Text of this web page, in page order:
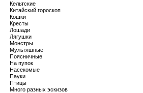
Кельтские
Китайский гороскоп
Кошки
Кресты
Лошади
Лягушки
Монстры
Мультяшные
Поясничные
На пупок
Насекомые
Пауки
Птицы
Много разных эскизов